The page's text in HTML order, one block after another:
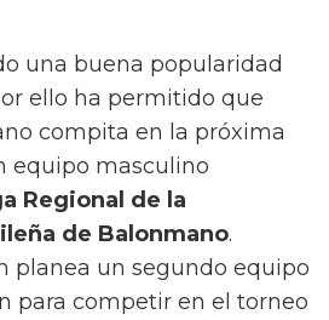
una buena popularidad
ello ha permitido que
compita en la próxima
equipo masculino
Regional de la
de Balonmano.
planea un segundo equipo
para competir en el torneo